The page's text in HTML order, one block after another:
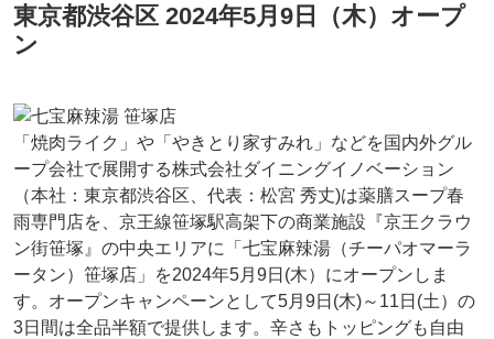
東京都渋谷区 2024年5月9日（木）オープ
ン
「焼肉ライク」や「やきとり家すみれ」などを国内外グル
ープ会社で展開する株式会社ダイニングイノベーション
（本社：東京都渋谷区、代表：松宮 秀丈)は薬膳スープ春
雨専門店を、京王線笹塚駅高架下の商業施設『京王クラウ
ン街笹塚』の中央エリアに「七宝麻辣湯（チーパオマーラ
ータン）笹塚店」を2024年5月9日(木）にオープンしま
す。オープンキャンペーンとして5月9日(木)～11日(土）の
3日間は全品半額で提供します。辛さもトッピングも自由